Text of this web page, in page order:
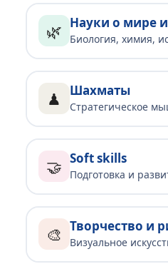
🌿 Науки о мире
Биология, химия,
♟ Шахматы
Стратегическое
🤝 Soft skills
Подготовка и
🎨 Творчество и
Визуальное